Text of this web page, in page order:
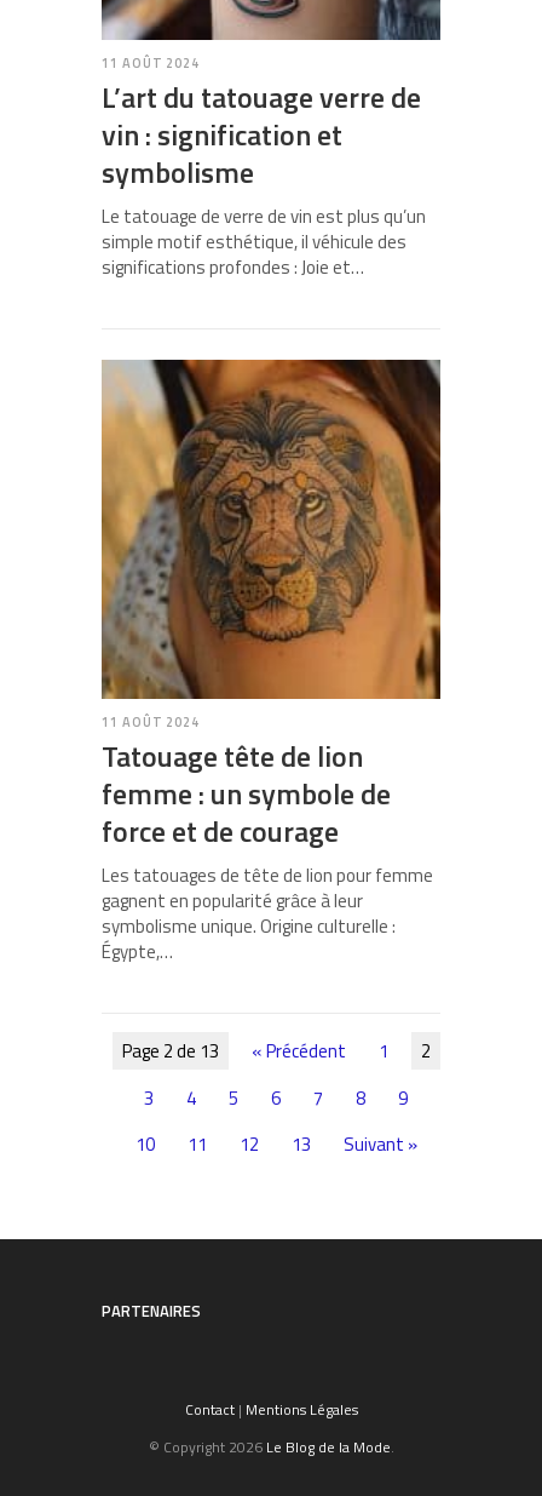
11 AOÛT 2024
L’art du tatouage verre de
vin : signification et
symbolisme
Le tatouage de verre de vin est plus qu’un
simple motif esthétique, il véhicule des
significations profondes : Joie et…
11 AOÛT 2024
Tatouage tête de lion
femme : un symbole de
force et de courage
Les tatouages de tête de lion pour femme
gagnent en popularité grâce à leur
symbolisme unique. Origine culturelle :
Égypte,…
Page 2 de 13 « Précédent 1
2
3
4 5 6 7 8
9
10
11 12 13 Suivant »
PARTENAIRES
Contact| Mentions Légales
© Copyright 2026 Le Blog de la Mode.